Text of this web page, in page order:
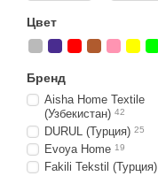
Цвет
Бренд
Aisha Home Textile
(Узбекистан) 42
DURUL (Турция) 25
Evoya Home 19
Fakili Tekstil (Турция)